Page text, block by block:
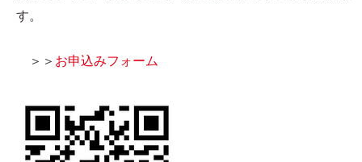
す。
＞＞ お申込みフォーム